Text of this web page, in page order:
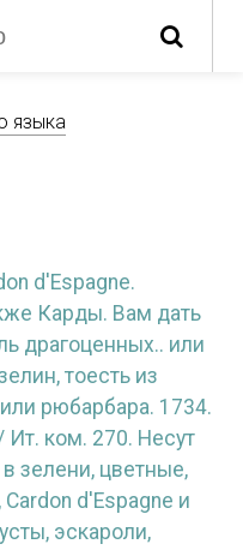
языка
d'Espagne.
Карды. Вам дать
драгоценных.. или
тоесть из
рюбарбара. 1734.
ком. 270. Несут
зелени, цветные,
Cardon d'Espagne и
эскароли,